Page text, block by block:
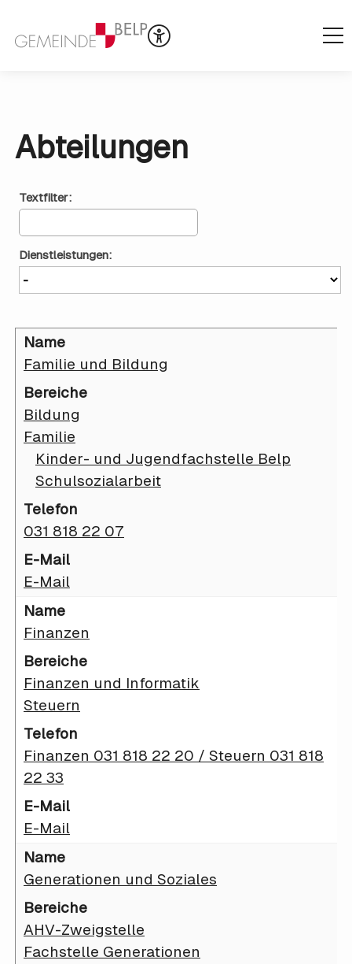
Abteilungen
Textfilter:
Dienstleistungen:
Familie und Bildung
Bildung
Familie
Kinder- und Jugendfachstelle Belp
Schulsozialarbeit
031 818 22 07
E-Mail
Finanzen
Finanzen und Informatik
Steuern
Finanzen 031 818 22 20 / Steuern 031 818
22 33
E-Mail
Generationen und Soziales
AHV-Zweigstelle
Fachstelle Generationen